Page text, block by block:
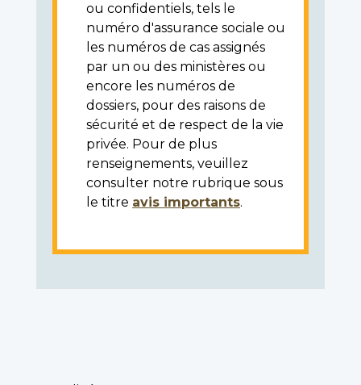
ou confidentiels, tels le
numéro d'assurance sociale ou
les numéros de cas assignés
par un ou des ministères ou
encore les numéros de
dossiers, pour des raisons de
sécurité et de respect de la vie
privée. Pour de plus
renseignements, veuillez
consulter notre rubrique sous
le titre avis importants.